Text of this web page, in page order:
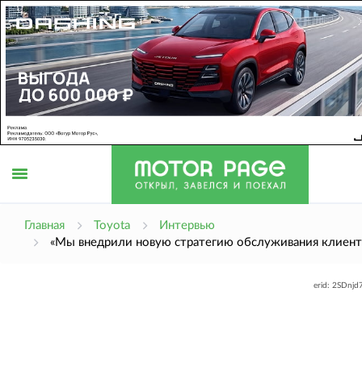
Главная Toyota
Интервью
«Мы внедрили новую стратегию обслуживания
erid: